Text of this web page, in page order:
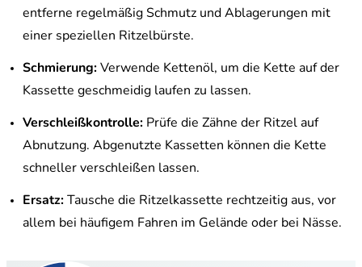
entferne regelmäßig Schmutz und Ablagerungen mit
einer speziellen Ritzelbürste.
Schmierung: Verwende Kettenöl, um die Kette auf der
Kassette geschmeidig laufen zu lassen.
Verschleißkontrolle: Prüfe die Zähne der Ritzel auf
Abnutzung. Abgenutzte Kassetten können die Kette
schneller verschleißen lassen.
Ersatz: Tausche die Ritzelkassette rechtzeitig aus, vor
allem bei häufigem Fahren im Gelände oder bei Nässe.